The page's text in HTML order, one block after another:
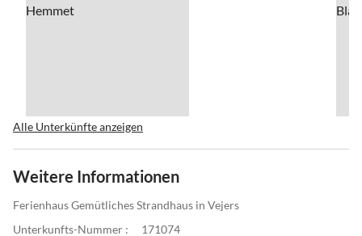
Alle Unterkünfte anzeigen
Weitere Informationen
Ferienhaus Gemütliches Strandhaus in Vejers
Unterkunfts-Nummer :
171074